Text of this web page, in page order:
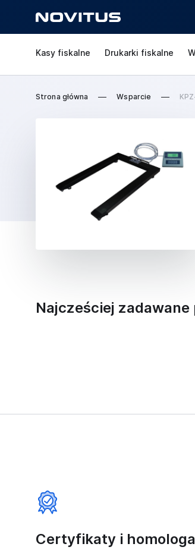
Kasy fiskalne Drukarki fiskalne
Strona główna Wsparcie
Najcześciej zadawane
Certyfikaty i